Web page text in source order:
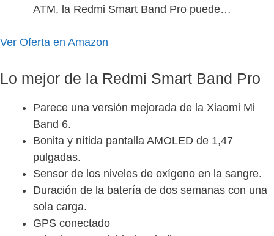
ATM, la Redmi Smart Band Pro puede…
Ver Oferta en Amazon
Lo mejor de la Redmi Smart Band Pro
Parece una versión mejorada de la Xiaomi Mi
Band 6.
Bonita y nítida pantalla AMOLED de 1,47
pulgadas.
Sensor de los niveles de oxígeno en la sangre.
Duración de la batería de dos semanas con una
sola carga.
GPS conectado